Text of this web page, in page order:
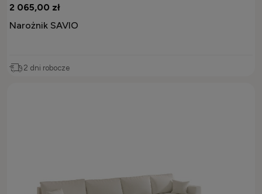
2 065,00 zł
Narożnik SAVIO
2 dni robocze